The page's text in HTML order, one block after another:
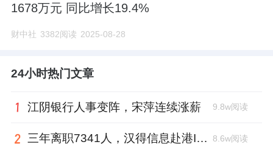
1678万元 同比增长19.4%
财中社 3382阅读 2025-08-28
24小时热门文章
江阴银行人事变阵，宋萍连续涨薪 9.8w阅读
三年离职7341人，汉得信息赴港IPO前欠缴社保1.55亿元 8.6w阅读